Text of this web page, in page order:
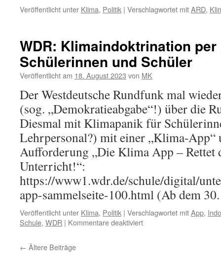
Veröffentlicht unter Klima, Politik | Verschlagwortet mitARD,
WDR: Klimaindoktrination
Schülerinnen und Schüler
Veröffentlicht am 18. August 2023 von MK
Der Westdeutsche Rundfunk mal
(sog. „Demokratieabgabe“!) über die
Diesmal mit Klimapanik für
Lehrpersonal?) mit einer „Klima-App“
Aufforderung „Die Klima App – Rettet
Unterricht!“:
https://www1.wdr.de/schule/digital/
app-sammelseite-100.html (Ab dem
Veröffentlicht unter Klima, Politik | Verschlagwortet mitApp,
Schule, WDR | Kommentare deaktiviertfür
← Ältere Beiträge